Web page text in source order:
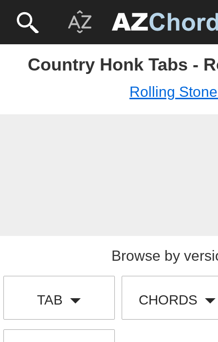
Country Honk Tabs -
Rolling
Browse by
TAB CHORDS